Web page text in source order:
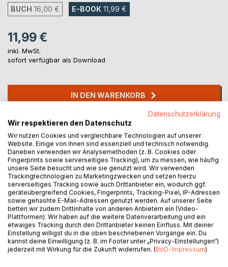
BUCH 16,00 € E-BOOK 11,99 €
11,99 €
inkl. MwSt.
sofort verfügbar als Download
IN DEN WARENKORB
Auf die Merkliste
Titel bewerten
BESCHREIBUNG
Ein Junge. Eine Vision. Eine Stimme.
Der Kaya ist fest davon überzeugt die Summe aller zu sein.
Datenschutzerklärung
Wir respektieren den Datenschutz
Wir nutzen Cookies und vergleichbare Technologien auf unserer
Website. Einige von ihnen sind essenziell und technisch notwendig.
Daneben verwenden wir Analysemethoden (z. B. Cookies oder
Fingerprints sowie serverseitiges Tracking), um zu messen, wie häufig
unsere Seite besucht und wie sie genutzt wird. Wir verwenden
Trackingtechnologien zu Marketingzwecken und setzen hierzu
serverseitiges Tracking sowie auch Drittanbieter ein, wodurch ggf.
geräteübergreifend Cookies, Fingerprints, Tracking-Pixel, IP-Adressen
sowie gehashte E-Mail-Adressen genutzt werden. Auf unserer Seite
betten wir zudem Drittinhalte von anderen Anbietern ein (Video-
Plattformen). Wir haben auf die weitere Datenverarbeitung und ein
etwaiges Tracking durch den Drittanbieter keinen Einfluss. Mit deiner
Einstellung willigst du in die oben beschriebenen Vorgänge ein. Du
kannst deine Einwilligung (z. B. im Footer unter „Privacy-Einstellungen“)
jederzeit mit Wirkung für die Zukunft widerrufen. (BoD-Impressum)